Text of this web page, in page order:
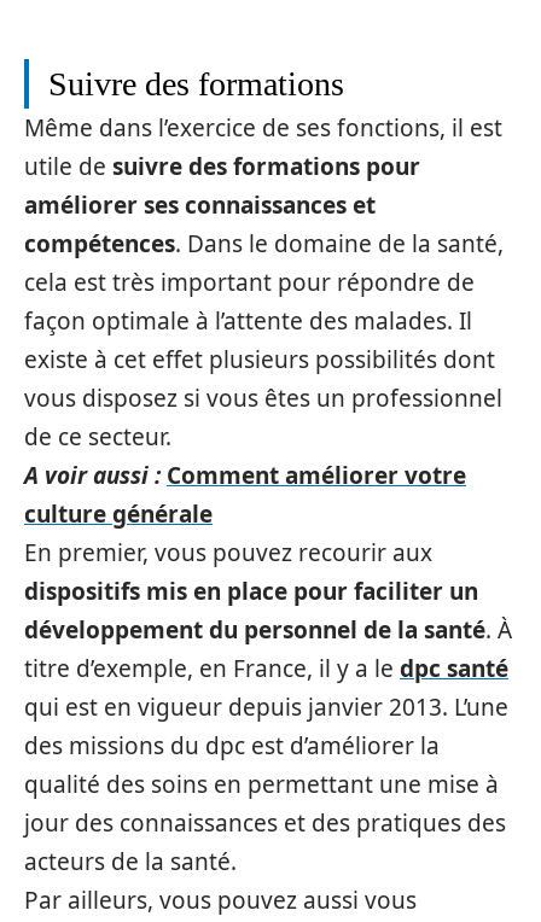
Suivre des formations
Même dans l’exercice de ses fonctions, il est
utile de suivre des formations pour
améliorer ses connaissances et
compétences. Dans le domaine de la santé,
cela est très important pour répondre de
façon optimale à l’attente des malades. Il
existe à cet effet plusieurs possibilités dont
vous disposez si vous êtes un professionnel
de ce secteur.
A voir aussi : Comment améliorer votre
culture générale
En premier, vous pouvez recourir aux
dispositifs mis en place pour faciliter un
développement du personnel de la santé. À
titre d’exemple, en France, il y a le dpc santé
qui est en vigueur depuis janvier 2013. L’une
des missions du dpc est d’améliorer la
qualité des soins en permettant une mise à
jour des connaissances et des pratiques des
acteurs de la santé.
Par ailleurs, vous pouvez aussi vous